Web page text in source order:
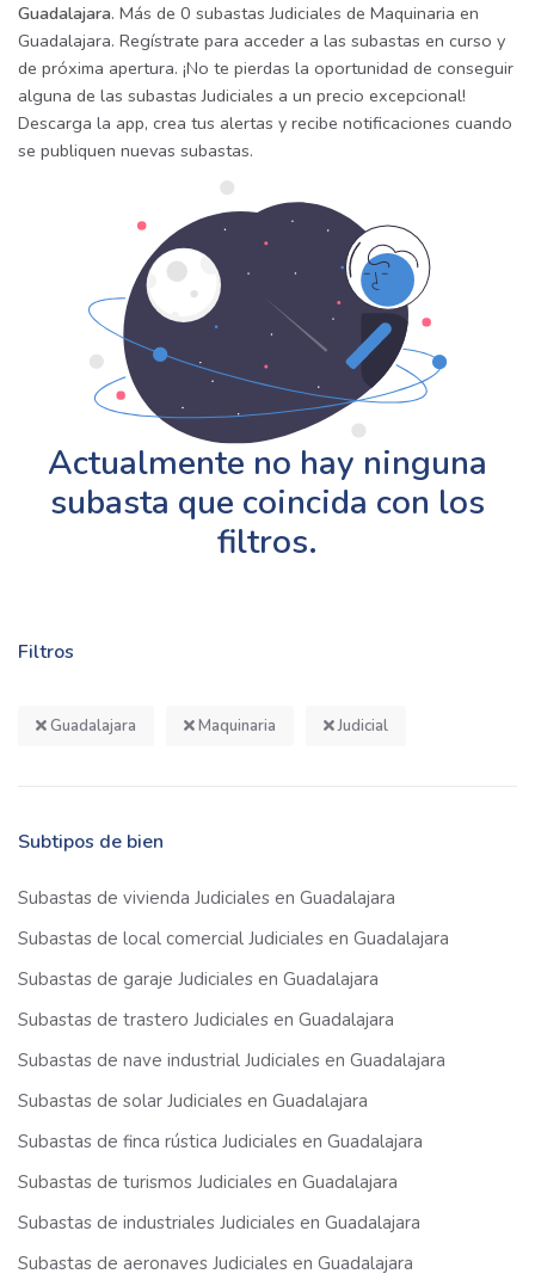
Filtros
Guadalajara Maquinaria Judicial
Subtipos de bien
Subastas de vivienda Judiciales en Guadalajara
Subastas de local comercial Judiciales en Guadalajara
Subastas de garaje Judiciales en Guadalajara
Subastas de trastero Judiciales en Guadalajara
Subastas de nave industrial Judiciales en Guadalajara
Subastas de solar Judiciales en Guadalajara
Subastas de finca rústica Judiciales en Guadalajara
Subastas de turismos Judiciales en Guadalajara
Subastas de industriales Judiciales en Guadalajara
Subastas de aeronaves Judiciales en Guadalajara
Guadalajara. Más de 0 subastas Judiciales de Maquinaria en
Guadalajara. Regístrate para acceder a las subastas en curso y
de próxima apertura. ¡No te pierdas la oportunidad de conseguir
alguna de las subastas Judiciales a un precio excepcional!
Descarga la app, crea tus alertas y recibe notificaciones cuando
se publiquen nuevas subastas.
Actualmente no hay ninguna
subasta que coincida con los
filtros.